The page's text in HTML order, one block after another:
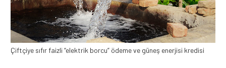
Çiftçiye sıfır faizli “elektrik borcu” ödeme ve güneş enerjisi kredisi